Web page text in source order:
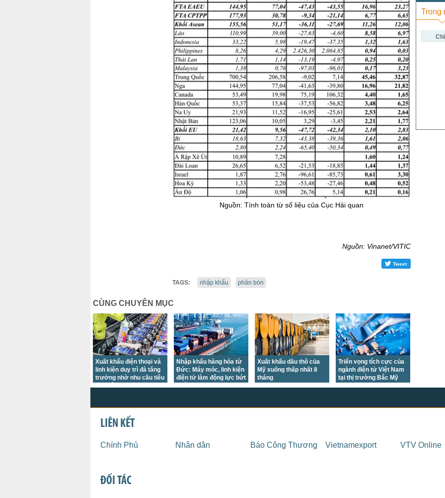
Nguồn: Tính toán từ số liệu của Cục Hải quan
Nguồn: Vinanet/VITIC
Tweet
TAGS: nhập khẩu phân bón
CÙNG CHUYÊN MỤC
Xuất khẩu điện thoại và
linh kiện duy trì đà tăng
trưởng nhờ nhu cầu tiêu
Nhập khẩu hàng hóa từ
Đức: Máy móc, linh kiện
điện tử làm động lực bứt
Xuất khẩu dầu thô của
Mỹ xuống thấp nhất 8
tháng
Triển vọng tích cực của
ngành điện tử Việt Nam
tại thị trường Bắc Mỹ
US
US
Trong
LIÊN KẾT
Chính Phủ Nhân dân Báo Công Thương Vietnamexport VTV Online
ĐỐI TÁC